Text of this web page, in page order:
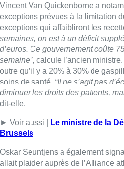
Vincent Van Quickenborne a
exceptions prévues à la limitation
exceptions qui affaibliront les
semaines, on est à un déficit
d’euros. Ce gouvernement coûte
semaine”, calcule l’ancien
outre qu’il y a 20% à 30% de
soins de santé. “Il ne s’agit pas
diminuer les droits des patients,
dit-elle.
► Voir aussi |
Le ministre de la
Brussels
Oskar Seuntjens a également
allait plaider auprès de l’Alliance